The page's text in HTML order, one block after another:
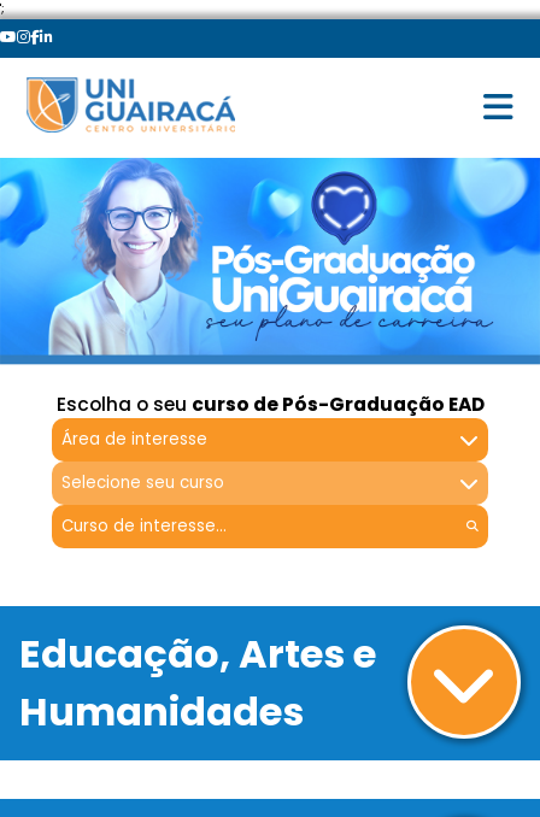
';
Escolha o seu curso de Pós-Graduação EAD
Área de interesse
Selecione seu curso
Educação, Artes e
Humanidades